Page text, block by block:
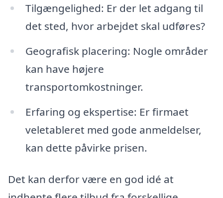
Tilgængelighed: Er der let adgang til
det sted, hvor arbejdet skal udføres?
Geografisk placering: Nogle områder
kan have højere
transportomkostninger.
Erfaring og ekspertise: Er firmaet
veletableret med gode anmeldelser,
kan dette påvirke prisen.
Det kan derfor være en god idé at